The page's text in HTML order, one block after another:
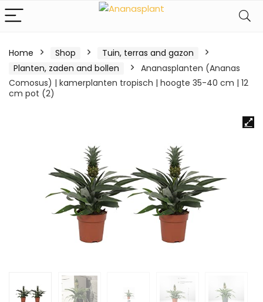
Home Shop
Tuin, terras and gazon
Planten, zaden and bollen
Ananasplanten (Ananas
Comosus) | kamerplanten tropisch | hoogte 35-40 cm | 12
cm pot (2)